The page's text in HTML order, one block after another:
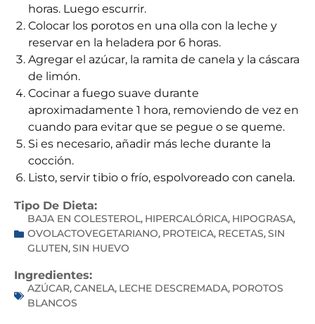
horas. Luego escurrir.
Colocar los porotos en una olla con la leche y
reservar en la heladera por 6 horas.
Agregar el azúcar, la ramita de canela y la cáscara
de limón.
Cocinar a fuego suave durante
aproximadamente 1 hora, removiendo de vez en
cuando para evitar que se pegue o se queme.
Si es necesario, añadir más leche durante la
cocción.
Listo, servir tibio o frío, espolvoreado con canela.
Tipo De Dieta:
BAJA EN COLESTEROL, HIPERCALÓRICA, HIPOGRASA,
OVOLACTOVEGETARIANO, PROTEICA, RECETAS,SIN
GLUTEN,SIN HUEVO
Ingredientes:
AZÚCAR,CANELA, LECHE DESCREMADA, POROTOS
BLANCOS